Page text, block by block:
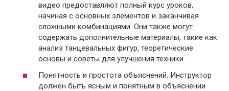
видео предоставляют полный курс уроков,
начиная с основных элементов и заканчивая
сложными комбинациями. Они также могут
содержать дополнительные материалы, такие как
анализ танцевальных фигур, теоретические
основы и советы для улучшения техники.
Понятность и простота объяснений. Инструктор
должен быть ясным и понятным в объяснении